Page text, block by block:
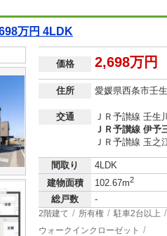
万円 4LDK
価格 2,698万円
住所 愛媛県西条市壬生
交通
ＪＲ予讃線 壬生
ＪＲ予讃線 伊予
ＪＲ予讃線 玉之
間取り
4LDK
建物面積
102.67m2
総戸数 -
2階建て 所有権 駐車2台以上
ウォークインクローゼット